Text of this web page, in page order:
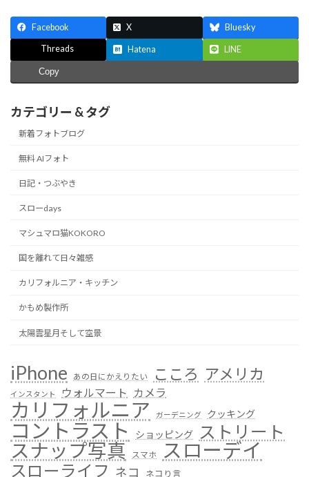
Facebook X Bluesky
Threads Hatena LINE
Copy
カテゴリー & タグ
新着フォトブログ
無料 AIフォト
日記・つぶやき
スローdays
マシュマロ猫KOKORO
国を離れて日々雑感
カリフォルニア・キッチン
かもめ製作所
太陽雲星月そして空景
iPhone あの日にかえりたい こころ アメリカ
インスタント ウォルマート カメラ
カリフォルニア ガーデニング クッキング
コントラスト ショッピング ストリート
スナップ写真 スマホ スローデイ
スローライフ ネコ ネコり言